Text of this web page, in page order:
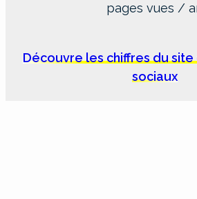
pages vues /
Découvre les chiffres du
sociaux